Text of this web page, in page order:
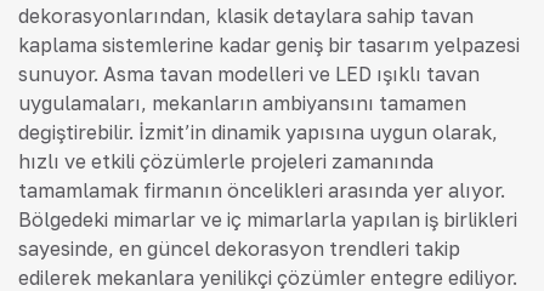
dekorasyonlarından, klasik detaylara sahip tavan
kaplama sistemlerine kadar geniş bir tasarım yelpazesi
sunuyor. Asma tavan modelleri ve LED ışıklı tavan
uygulamaları, mekanların ambiyansını tamamen
değiştirebilir. İzmit’in dinamik yapısına uygun olarak,
hızlı ve etkili çözümlerle projeleri zamanında
tamamlamak firmanın öncelikleri arasında yer alıyor.
Bölgedeki mimarlar ve iç mimarlarla yapılan iş birlikleri
sayesinde, en güncel dekorasyon trendleri takip
edilerek mekanlara yenilikçi çözümler entegre ediliyor.